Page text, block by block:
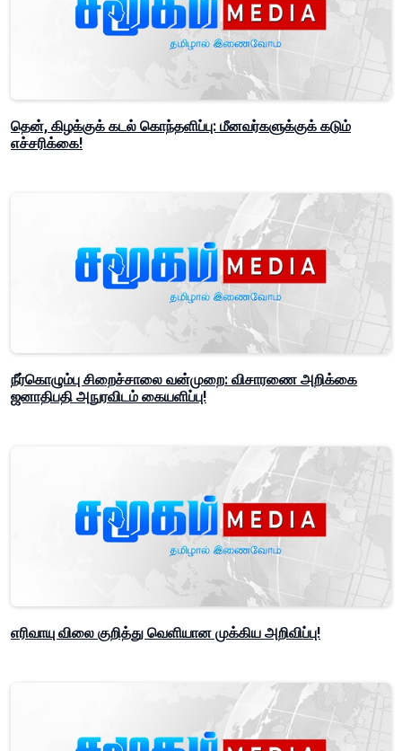
தென், கிழக்குக் கடல் கொந்தளிப்பு: மீனவர்களுக்குக் கடும்
எச்சரிக்கை!
நீர்கொழும்பு சிறைச்சாலை வன்முறை: விசாரணை அறிக்கை
ஜனாதிபதி அநுரவிடம் கையளிப்பு!
எரிவாயு விலை குறித்து வெளியான முக்கிய அறிவிப்பு!